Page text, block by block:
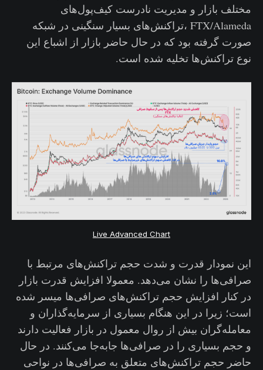
مختلف بازار و مدیریت نادرست کیف‌پول‌های
FTX/Alameda ،تراکنش‌های بسیار سنگینی در شبکه
صورت گرفته بود که در حال حاضر بازار از اشباع این
نوع تراکنش‌ها تخلیه شده است.
Live Advanced Chart
این نمودار قدرت و شدت حجم تراکنش‌های مرتبط با
صرافی‌ها را نشان می‌دهد. معمولا افزایش قدرت بازار
در کنار افزایش حجم تراکنش‌های صرافی‌ها میسر شده
است؛ زیرا در این هنگام بسیاری از سرمایه‌گذاران و
معامله‌گران بیش از روال معمول در بازار فعالیت دارند
و حجم بسیاری را در صرافی‌ها جابه‌جا می‌کنند. در حال
حاضر حجم تراکنش‌های متعلق به صرافی‌ها در نواحی